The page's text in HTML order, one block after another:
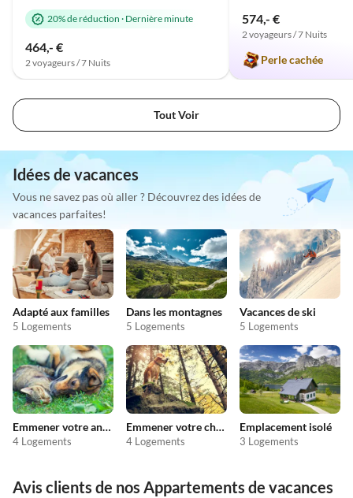
20% de réduction · Dernière minute
464,- €
2 voyageurs / 7 Nuits
574,- €
2 voyageurs / 7 Nuits
Perle cachée
Tout Voir
Idées de vacances
Vous ne savez pas où aller ? Découvrez des idées de
vacances parfaites!
Adapté aux familles
5 Logements
Dans les montagnes
5 Logements
Vacances de ski
5 Logements
Emmener votre animal en vacances
4 Logements
Emmener votre chien en vacances
4 Logements
Emplacement isolé
3 Logements
Avis clients de nos Appartements de vacances